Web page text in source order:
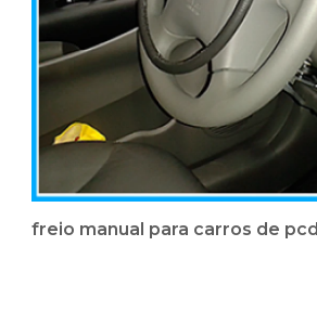
freio manual para carros de pcd